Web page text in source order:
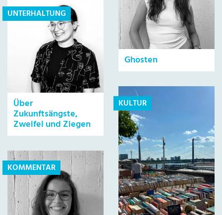
UNTERHALTUNG
Über
Zukunftsängste,
Zweifel und Ziegen
KOMMENTAR
Ghosten
KULTUR